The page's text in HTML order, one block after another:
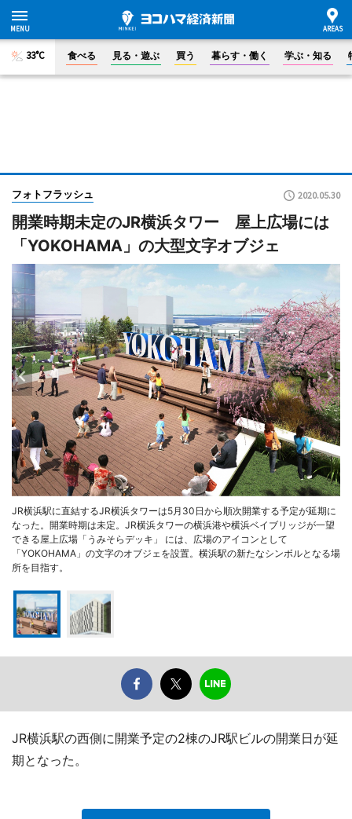
33°C 食べる 見る・遊ぶ 買う 暮らす・働く 学ぶ・知る
フォトフラッシュ 2020.05.30
開業時期未定のJR横浜タワー 屋上広場には
「YOKOHAMA」の大型文字オブジェ
JR横浜駅に直結するJR横浜タワーは5月30日から順次開業する予定が延期に
なった。開業時期は未定。JR横浜タワーの横浜港や横浜ベイブリッジが一望
できる屋上広場「うみそらデッキ」 には、広場のアイコンとして
「YOKOHAMA」の文字のオブジェを設置。横浜駅の新たなシンボルとなる場
所を目指す。
JR横浜駅の西側に開業予定の2棟のJR駅ビルの開業日が延
期となった。